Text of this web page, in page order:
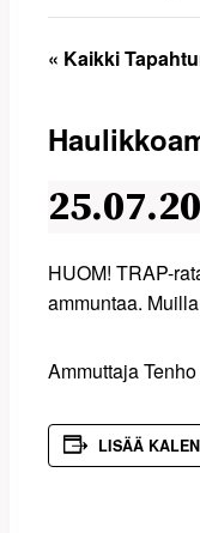
« Kaikki
HUOM! TRAP-
ammuntaa.
Ammuttaja
LISÄÄ